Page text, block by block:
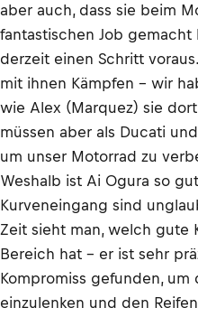
aber auch, dass sie beim
fantastischen Job gemacht
derzeit einen Schritt
mit ihnen Kämpfen – wir
wie Alex (Marquez) sie
müssen aber als Ducati
um unser Motorrad zu
Weshalb ist Ai Ogura so
Kurveneingang sind
Zeit sieht man, welch gute
Bereich hat – er ist sehr
Kompromiss gefunden, um
einzulenken und den